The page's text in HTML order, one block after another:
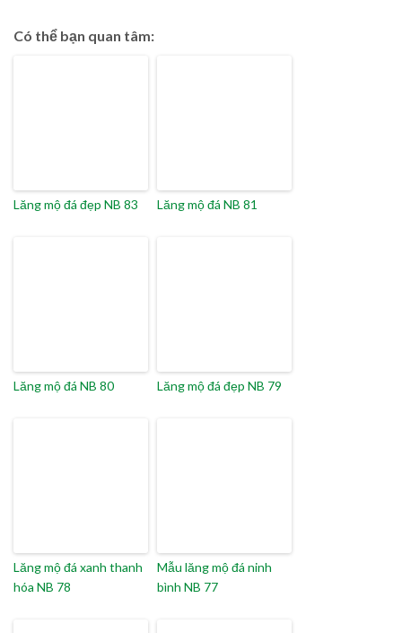
Có thể bạn quan tâm:
Lăng mộ đá đẹp NB 83 Lăng mộ đá NB 81
Lăng mộ đá NB 80 Lăng mộ đá đẹp NB 79
Lăng mộ đá xanh thanh
hóa NB 78
Mẫu lăng mộ đá ninh
bình NB 77